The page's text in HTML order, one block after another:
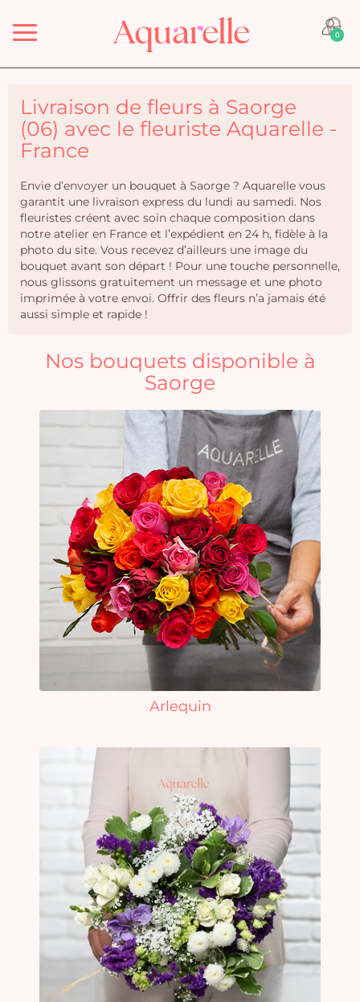
Menu 0
Livraison de fleurs à Saorge
(06) avec le fleuriste Aquarelle -
France
Envie d’envoyer un bouquet à Saorge ? Aquarelle vous
garantit une livraison express du lundi au samedi. Nos
fleuristes créent avec soin chaque composition dans
notre atelier en France et l’expédient en 24 h, fidèle à la
photo du site. Vous recevez d’ailleurs une image du
bouquet avant son départ ! Pour une touche personnelle,
nous glissons gratuitement un message et une photo
imprimée à votre envoi. Offrir des fleurs n’a jamais été
aussi simple et rapide !
Nos bouquets disponible à
Saorge
Arlequin